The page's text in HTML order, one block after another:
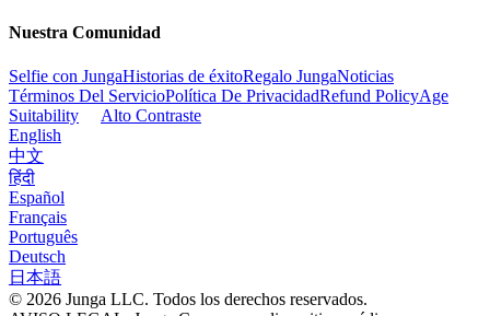
Nuestra Comunidad
Selfie con JungaHistorias de éxitoRegalo JungaNoticias
Términos Del ServicioPolítica De PrivacidadRefund PolicyAge
Suitability
Alto Contraste
English
中文
हिंदी
Español
Français
Português
Deutsch
日本語
© 2026 Junga LLC. Todos los derechos reservados.